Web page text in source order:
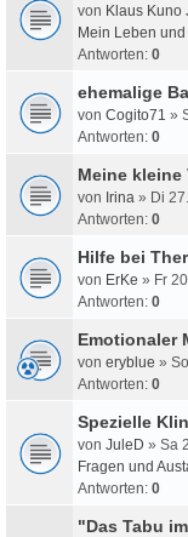
von Klaus Kuno
Mein Leben und
Antworten: 0
ehemalige
von Cogito71 »
Antworten: 0
Meine kleine
von Irina » Di
Antworten: 0
Hilfe bei
von ErKe » Fr
Antworten: 0
Emotionaler
von eryblue »
Antworten: 0
Spezielle
von JuleD » Sa
Fragen und
Antworten: 0
"Das Tabu